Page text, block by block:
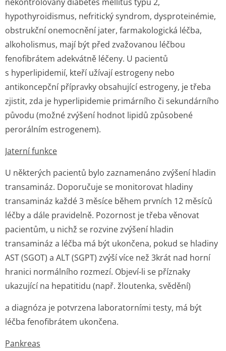
hypothyroidismus, nefritický syndrom, dysproteinémie,
obstrukční onemocnění jater, farmakologická léčba,
alkoholismus, mají být před zvažovanou léčbou
fenofibrátem adekvátně léčeny. U pacientů
s hyperlipidemií, kteří užívají estrogeny nebo
antikoncepční přípravky obsahující estrogeny, je třeba
zjistit, zda je hyperlipidemie primárního či sekundárního
původu (možné zvýšení hodnot lipidů způsobené
perorálním estrogenem).
Jaterní funkce
U některých pacientů bylo zaznamenáno zvýšení hladin
transamináz. Doporučuje se monitorovat hladiny
transamináz každé 3 měsíce během prvních 12 měsíců
léčby a dále pravidelně. Pozornost je třeba věnovat
pacientům, u nichž se rozvine zvýšení hladin
transamináz a léčba má být ukončena, pokud se hladiny
AST (SGOT) a ALT (SGPT) zvýší více než 3krát nad horní
hranici normálního rozmezí. Objeví-li se příznaky
ukazující na hepatitidu (např. žloutenka, svědění)
a diagnóza je potvrzena laboratorními testy, má být
léčba fenofibrátem ukončena.
Pankreas